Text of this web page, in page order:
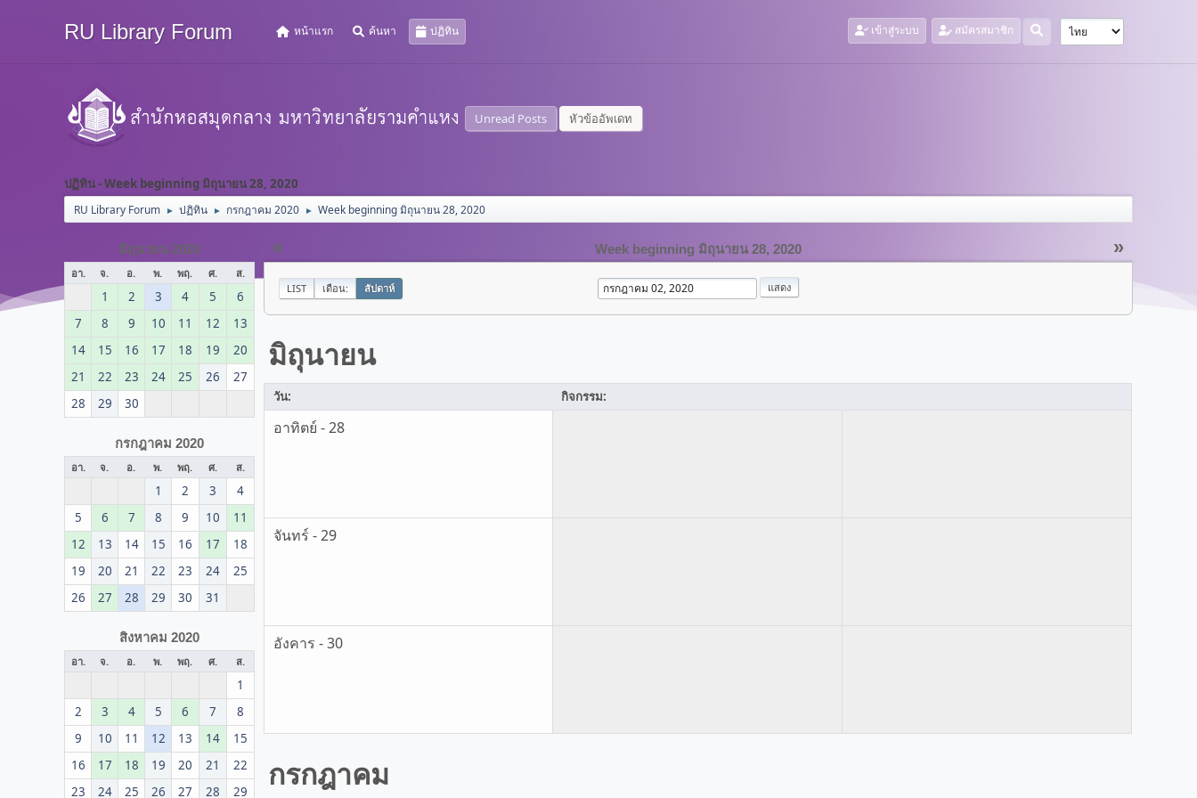
RU Library Forum หน้าแรก ค้นหา ปฏิทิน เข้าสู่ระบบ สมัครสมาชิก
Unread Posts หัวข้ออัพเดท
ปฏิทิน - Week beginning มิถุนายน 28, 2020
RU Library Forum ► ปฏิทิน ► กรกฎาคม 2020 ► Week beginning มิถุนายน 28, 2020
มิถุนายน 2020
อา. จ. อ. พ. พฤ. ศ. ส.
1 2 3 4 5
6
7
8 9 10 11 12
13
14
15 16 17 18 19
20
21
22 23 24 25 26
27
28
29 30
กรกฎาคม 2020
อา. จ. อ. พ. พฤ. ศ. ส.
1 2 3
4
5
6 7 8 9 10
11
12
13 14 15 16 17
18
19
20 21 22 23 24
25
26
27 28 29 30 31
สิงหาคม 2020
อา. จ. อ. พ. พฤ. ศ. ส.
1
2
3 4 5 6 7
8
9
10 11 12 13 14
15
16
17 18 19 20 21
22
23
24 25 26 27 28
29
« »
Week beginning มิถุนายน 28, 2020
LIST เดือน: สัปดาห์
มิถุนายน
วัน: กิจกรรม:
อาทิตย์ - 28
จันทร์ - 29
อังคาร - 30
กรกฎาคม